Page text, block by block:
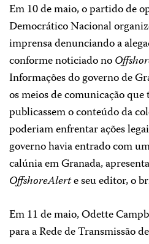
Em 10 de maio, o partido de
Democrático Nacional
imprensa denunciando a
conforme noticiado no
Informações do governo de
os meios de comunicação
publicassem o conteúdo da
poderiam enfrentar ações
governo havia entrado com
calúnia em Granada,
OffshoreAlerte seu editor, o
Em 11 de maio, Odette
para a Rede de Transmissão